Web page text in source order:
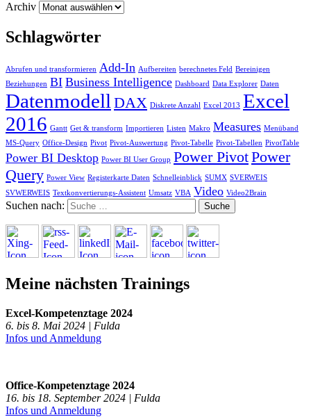
Archiv
Schlagwörter
Abrufen und transformieren Add-In Aufbereiten berechnetes Feld Bereinigen
Beziehungen BI Business Intelligence Dashboard Data Explorer Daten
Datenmodell DAX Diskrete Anzahl Excel 2013 Excel
2016 Gantt Get & transform Importieren Listen Makro Measures Menüband
MS-Query Office-Design Pivot Pivot-Auswertung Pivot-Tabelle Pivot-Tabellen PivotTable
Power BI Desktop Power BI User Group Power PivotPower
Query Power View Registerkarte Daten Schnelleinblick SUMX SVERWEIS
SVWERWEIS Textkonvertierungs-Assistent Umsatz VBA Video Video2Brain
Suchen nach:
Meine nächsten Trainings
Excel-Kompetenztage 2024
6. bis 8. Mai 2024 | Fulda
Infos und Anmeldung
Office-Kompetenztage 2024
16. bis 18. September 2024 | Fulda
Infos und Anmeldung